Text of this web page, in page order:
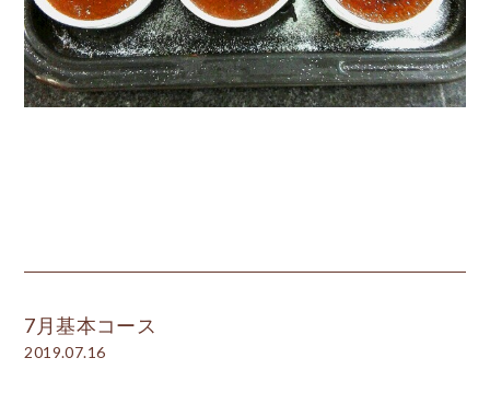
7月基本コース
2019.07.16